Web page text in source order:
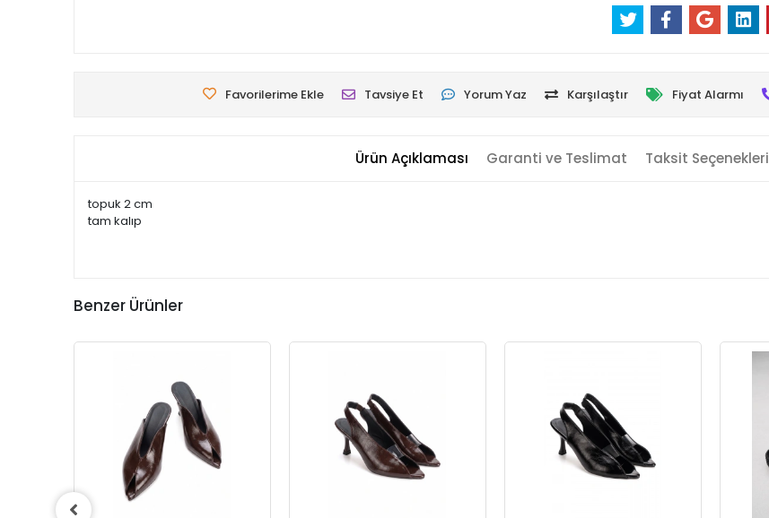
Favorilerime Ekle Tavsiye Et Yorum Yaz Karşılaştır Fiyat Alarmı
Ürün Açıklaması Garanti ve Teslimat Taksit Seçenekleri
topuk 2 cm
tam kalıp
Benzer Ürünler